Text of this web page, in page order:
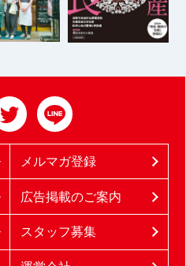
メルマガ登録
広告掲載のご案内
スタッフ募集